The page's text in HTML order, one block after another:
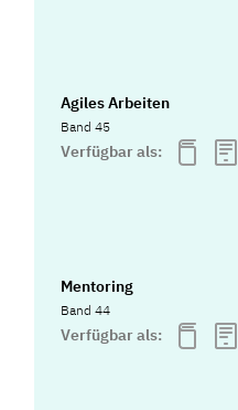
Agiles Arbeiten
Band 45
Verfügbar als:
Mentoring
Band 44
Verfügbar als: